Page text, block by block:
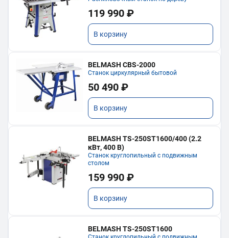
119 990 ₽
В корзину
BELMASH CBS-2000
Станок циркулярный бытовой
50 490 ₽
В корзину
BELMASH TS-250ST1600/400 (2.2
кВт, 400 В)
Станок круглопильный с подвижным
столом
159 990 ₽
В корзину
BELMASH TS-250ST1600